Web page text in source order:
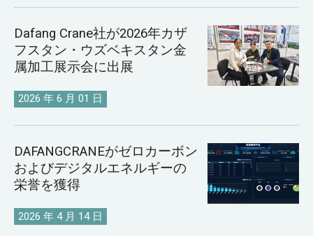
Dafang Crane社が2026年カザ
フスタン・ウズベキスタン金
属加工展示会に出展
2026 年 6 月 01 日
DAFANGCRANEがゼロカーボン
およびデジタルエネルギーの
栄誉を獲得
2026 年 4 月 14 日